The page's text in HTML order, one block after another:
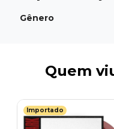
Gênero
Quem
Importado